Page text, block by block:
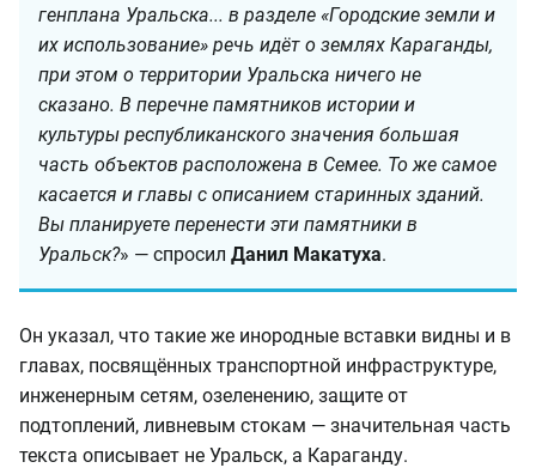
генплана Уральска... в разделе «Городские земли и
их использование» речь идёт о землях Караганды,
при этом о территории Уральска ничего не
сказано. В перечне памятников истории и
культуры республиканского значения большая
часть объектов расположена в Семее. То же самое
касается и главы с описанием старинных зданий.
Вы планируете перенести эти памятники в
Уральск?» — спросил Данил Макатуха.
Он указал, что такие же инородные вставки видны и в
главах, посвящённых транспортной инфраструктуре,
инженерным сетям, озеленению, защите от
подтоплений, ливневым стокам — значительная часть
текста описывает не Уральск, а Караганду.